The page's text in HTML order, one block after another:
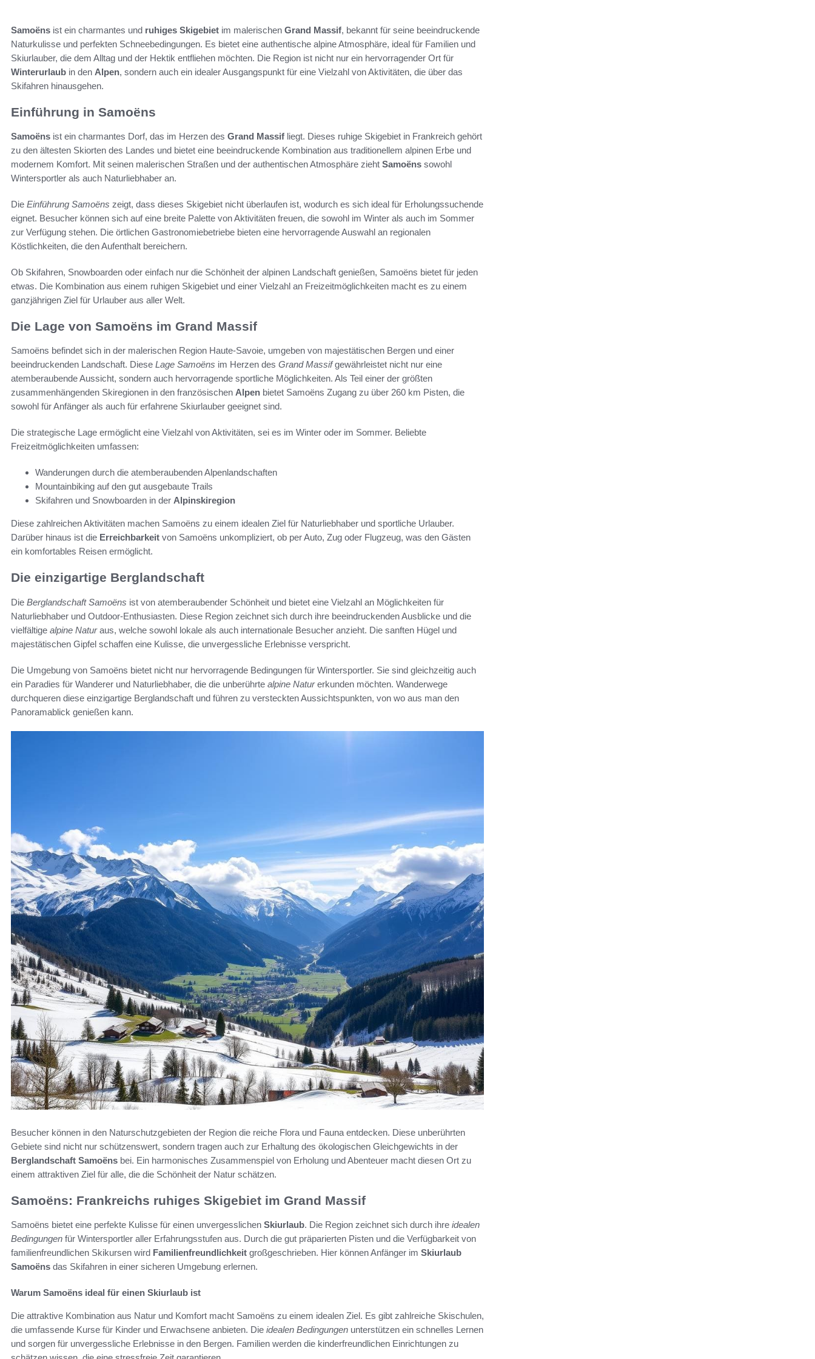
Samoëns ist ein charmantes und ruhiges Skigebiet im malerischen Grand Massif, bekannt für seine beeindruckende
Naturkulisse und perfekten Schneebedingungen. Es bietet eine authentische alpine Atmosphäre, ideal für Familien und
Skiurlauber, die dem Alltag und der Hektik entfliehen möchten. Die Region ist nicht nur ein hervorragender Ort für
Winterurlaub in den Alpen, sondern auch ein idealer Ausgangspunkt für eine Vielzahl von Aktivitäten, die über das
Skifahren hinausgehen.
Einführung in Samoëns
Samoëns ist ein charmantes Dorf, das im Herzen des Grand Massif liegt. Dieses ruhige Skigebiet in Frankreich gehört
zu den ältesten Skiorten des Landes und bietet eine beeindruckende Kombination aus traditionellem alpinen Erbe und
modernem Komfort. Mit seinen malerischen Straßen und der authentischen Atmosphäre zieht Samoëns sowohl
Wintersportler als auch Naturliebhaber an.
Die Einführung Samoëns zeigt, dass dieses Skigebiet nicht überlaufen ist, wodurch es sich ideal für Erholungssuchende
eignet. Besucher können sich auf eine breite Palette von Aktivitäten freuen, die sowohl im Winter als auch im Sommer
zur Verfügung stehen. Die örtlichen Gastronomiebetriebe bieten eine hervorragende Auswahl an regionalen
Köstlichkeiten, die den Aufenthalt bereichern.
Ob Skifahren, Snowboarden oder einfach nur die Schönheit der alpinen Landschaft genießen, Samoëns bietet für jeden
etwas. Die Kombination aus einem ruhigen Skigebiet und einer Vielzahl an Freizeitmöglichkeiten macht es zu einem
ganzjährigen Ziel für Urlauber aus aller Welt.
Die Lage von Samoëns im Grand Massif
Samoëns befindet sich in der malerischen Region Haute-Savoie, umgeben von majestätischen Bergen und einer
beeindruckenden Landschaft. Diese Lage Samoëns im Herzen des Grand Massifgewährleistet nicht nur eine
atemberaubende Aussicht, sondern auch hervorragende sportliche Möglichkeiten. Als Teil einer der größten
zusammenhängenden Skiregionen in den französischen Alpen bietet Samoëns Zugang zu über 260 km Pisten, die
sowohl für Anfänger als auch für erfahrene Skiurlauber geeignet sind.
Die strategische Lage ermöglicht eine Vielzahl von Aktivitäten, sei es im Winter oder im Sommer. Beliebte
Freizeitmöglichkeiten umfassen:
Wanderungen durch die atemberaubenden Alpenlandschaften
Mountainbiking auf den gut ausgebaute Trails
Skifahren und Snowboarden in der Alpinskiregion
Diese zahlreichen Aktivitäten machen Samoëns zu einem idealen Ziel für Naturliebhaber und sportliche Urlauber.
Darüber hinaus ist die Erreichbarkeit von Samoëns unkompliziert, ob per Auto, Zug oder Flugzeug, was den Gästen
ein komfortables Reisen ermöglicht.
Die einzigartige Berglandschaft
Die Berglandschaft Samoëns ist von atemberaubender Schönheit und bietet eine Vielzahl an Möglichkeiten für
Naturliebhaber und Outdoor-Enthusiasten. Diese Region zeichnet sich durch ihre beeindruckenden Ausblicke und die
vielfältige alpine Naturaus, welche sowohl lokale als auch internationale Besucher anzieht. Die sanften Hügel und
majestätischen Gipfel schaffen eine Kulisse, die unvergessliche Erlebnisse verspricht.
Die Umgebung von Samoëns bietet nicht nur hervorragende Bedingungen für Wintersportler. Sie sind gleichzeitig auch
ein Paradies für Wanderer und Naturliebhaber, die die unberührte alpine Naturerkunden möchten. Wanderwege
durchqueren diese einzigartige Berglandschaft und führen zu versteckten Aussichtspunkten, von wo aus man den
Panoramablick genießen kann.
Besucher können in den Naturschutzgebieten der Region die reiche Flora und Fauna entdecken. Diese unberührten
Gebiete sind nicht nur schützenswert, sondern tragen auch zur Erhaltung des ökologischen Gleichgewichts in der
Berglandschaft Samoëns bei. Ein harmonisches Zusammenspiel von Erholung und Abenteuer macht diesen Ort zu
einem attraktiven Ziel für alle, die die Schönheit der Natur schätzen.
Samoëns: Frankreichs ruhiges Skigebiet im Grand Massif
Samoëns bietet eine perfekte Kulisse für einen unvergesslichen Skiurlaub. Die Region zeichnet sich durch ihre idealen
Bedingungen für Wintersportler aller Erfahrungsstufen aus. Durch die gut präparierten Pisten und die Verfügbarkeit von
familienfreundlichen Skikursen wird Familienfreundlichkeit großgeschrieben. Hier können Anfänger im Skiurlaub
Samoëns das Skifahren in einer sicheren Umgebung erlernen.
Warum Samoëns ideal für einen Skiurlaub ist
Die attraktive Kombination aus Natur und Komfort macht Samoëns zu einem idealen Ziel. Es gibt zahlreiche Skischulen,
die umfassende Kurse für Kinder und Erwachsene anbieten. Die idealen Bedingungen unterstützen ein schnelles Lernen
und sorgen für unvergessliche Erlebnisse in den Bergen. Familien werden die kinderfreundlichen Einrichtungen zu